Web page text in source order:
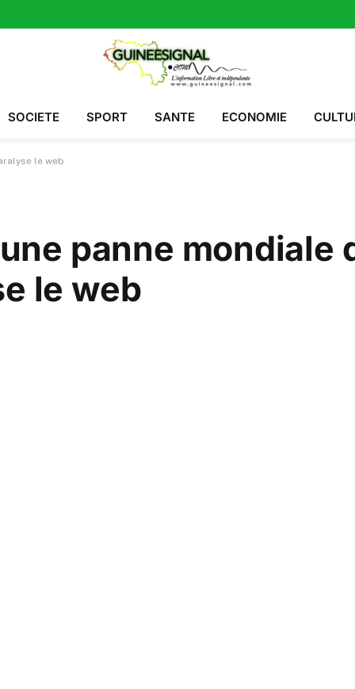
SOCIETE SPORT SANTE ECONOMIE
le web
panne mondiale
le web